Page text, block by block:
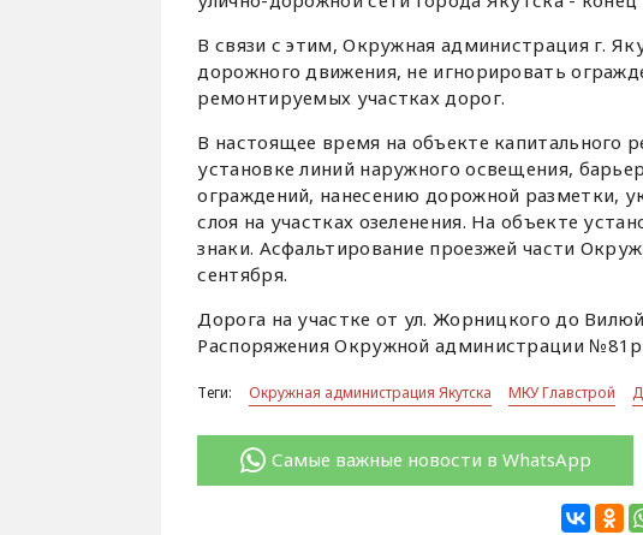
В связи с этим, Окружная администрация г.
дорожного движения, не игнорировать
ремонтируемых участках дорог.
В настоящее время на объекте капитального
установке линий наружного освещения,
ограждений, нанесению дорожной разметки,
слоя на участках озеленения. На объекте
знаки. Асфальтирование проезжей части
сентября.
Дорога на участке от ул. Жорницкого до
Распоряжения Окружной администрации №81р
Теги: Окружная администрация Якутска МКУ Главстрой
Самые важные новости в WhatsApp